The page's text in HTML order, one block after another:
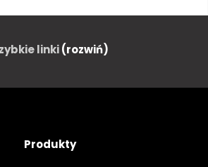
FALA
CHMURA
linki(rozwiń)
Produkty